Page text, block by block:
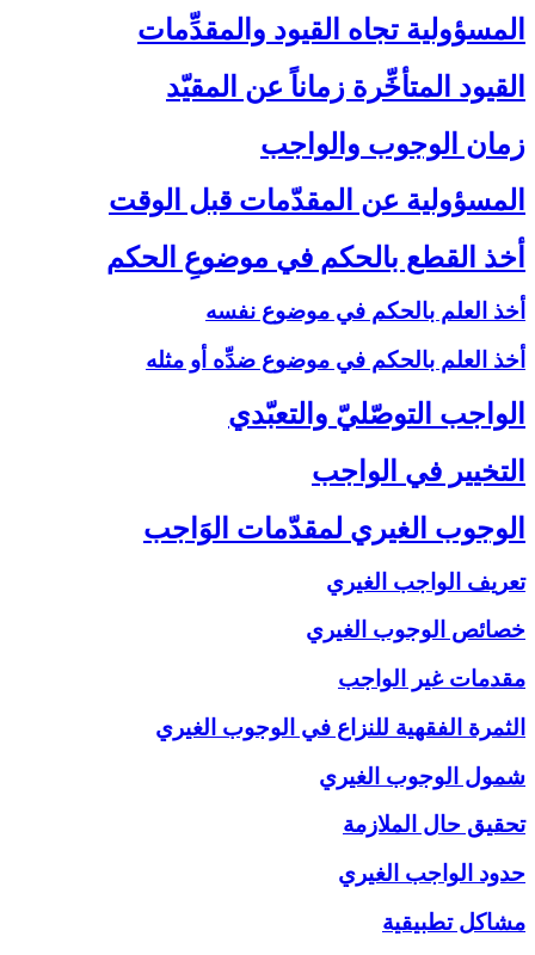
المسؤولية تجاه القيود والمقدِّمات‏
القيود المتأخِّرة زماناً عن المقيّد
زمان الوجوب والواجب‏
المسؤولية عن المقدّمات قبل الوقت‏
أخذ القطع بالحكم في موضوعِ الحكم‏
أخذ العلم بالحكم في موضوع نفسه
أخذ العلم بالحكم في موضوع ضدِّه أو مثله
الواجب التوصّليّ والتعبّدي‏
التخيير في الواجب‏
الوجوب الغيري لمقدّمات الوَاجب‏
تعريف الواجب الغيري
خصائص الوجوب الغيري
مقدمات غير الواجب
الثمرة الفقهية للنزاع في الوجوب الغيري
شمول الوجوب الغيري
تحقيق حال الملازمة
حدود الواجب الغيري
مشاكل تطبيقية